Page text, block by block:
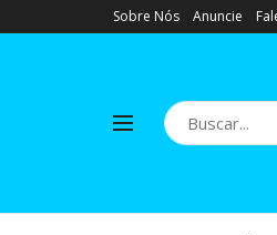
Sobre Nós Anuncie